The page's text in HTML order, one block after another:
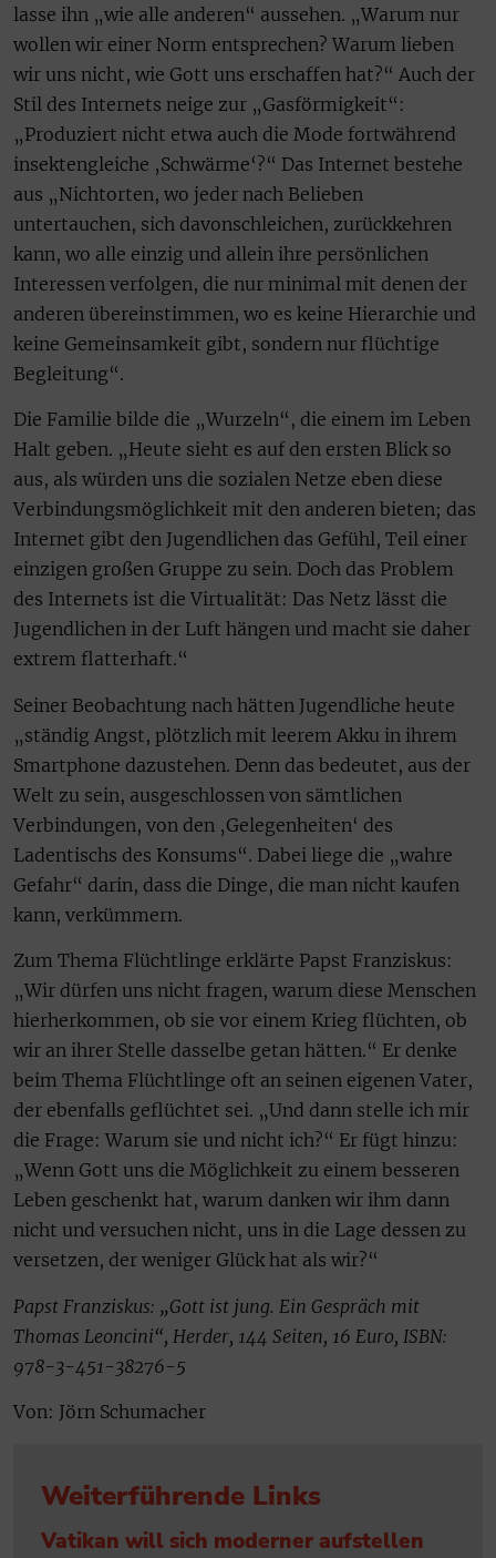
lasse ihn „wie alle anderen“ aussehen. „Warum nur
wollen wir einer Norm entsprechen? Warum lieben
wir uns nicht, wie Gott uns erschaffen hat?“ Auch der
Stil des Internets neige zur „Gasförmigkeit“:
„Produziert nicht etwa auch die Mode fortwährend
insektengleiche ‚Schwärme‘?“ Das Internet bestehe
aus „Nichtorten, wo jeder nach Belieben
untertauchen, sich davonschleichen, zurückkehren
kann, wo alle einzig und allein ihre persönlichen
Interessen verfolgen, die nur minimal mit denen der
anderen übereinstimmen, wo es keine Hierarchie und
keine Gemeinsamkeit gibt, sondern nur flüchtige
Begleitung“.
Die Familie bilde die „Wurzeln“, die einem im Leben
Halt geben. „Heute sieht es auf den ersten Blick so
aus, als würden uns die sozialen Netze eben diese
Verbindungsmöglichkeit mit den anderen bieten; das
Internet gibt den Jugendlichen das Gefühl, Teil einer
einzigen großen Gruppe zu sein. Doch das Problem
des Internets ist die Virtualität: Das Netz lässt die
Jugendlichen in der Luft hängen und macht sie daher
extrem flatterhaft.“
Seiner Beobachtung nach hätten Jugendliche heute
„ständig Angst, plötzlich mit leerem Akku in ihrem
Smartphone dazustehen. Denn das bedeutet, aus der
Welt zu sein, ausgeschlossen von sämtlichen
Verbindungen, von den ‚Gelegenheiten‘ des
Ladentischs des Konsums“. Dabei liege die „wahre
Gefahr“ darin, dass die Dinge, die man nicht kaufen
kann, verkümmern.
Zum Thema Flüchtlinge erklärte Papst Franziskus:
„Wir dürfen uns nicht fragen, warum diese Menschen
hierherkommen, ob sie vor einem Krieg flüchten, ob
wir an ihrer Stelle dasselbe getan hätten.“ Er denke
beim Thema Flüchtlinge oft an seinen eigenen Vater,
der ebenfalls geflüchtet sei. „Und dann stelle ich mir
die Frage: Warum sie und nicht ich?“ Er fügt hinzu:
„Wenn Gott uns die Möglichkeit zu einem besseren
Leben geschenkt hat, warum danken wir ihm dann
nicht und versuchen nicht, uns in die Lage dessen zu
versetzen, der weniger Glück hat als wir?“
Papst Franziskus: „Gott ist jung. Ein Gespräch mit
Thomas Leoncini“, Herder, 144 Seiten, 16 Euro, ISBN:
978-3-451-38276-5
Von: Jörn Schumacher
Weiterführende Links
Vatikan will sich moderner aufstellen